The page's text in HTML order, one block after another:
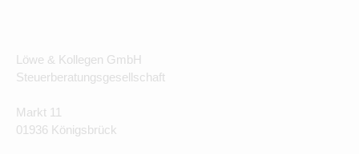
Löwe & Kollegen GmbH
Steuerberatungsgesellschaft
Markt 11
01936 Königsbrück